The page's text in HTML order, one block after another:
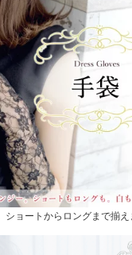
ショートからロングまで揃え